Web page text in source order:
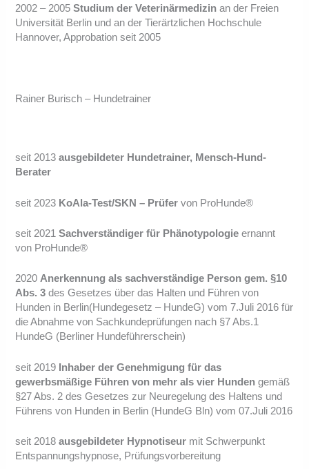
2002 – 2005Studium der Veterinärmedizin an der Freien
Universität Berlin und an der Tierärtzlichen Hochschule
Hannover, Approbation seit 2005
Rainer Burisch – Hundetrainer
seit 2013ausgebildeter Hundetrainer, Mensch-Hund-
Berater
seit 2023 KoAla-Test/SKN – Prüfer von ProHunde®
seit 2021Sachverständiger für Phänotypologie ernannt
von ProHunde®
​2020Anerkennung als sachverständige Person gem. §10
Abs. 3 des Gesetzes über das Halten und Führen von
Hunden in Berlin(Hundegesetz – HundeG) vom 7.Juli 2016 für
die Abnahme von Sachkundeprüfungen nach §7 Abs.1
HundeG (Berliner Hundeführerschein)
seit 2019 Inhaber der Genehmigung für das
gewerbsmäßige Führen von mehr als vier Hunden gemäß
§27 Abs. 2 des Gesetzes zur Neuregelung des Haltens und
Führens von Hunden in Berlin (HundeG Bln) vom 07.Juli 2016
seit 2018ausgebildeter Hypnotiseur mit Schwerpunkt
Entspannungshypnose, Prüfungsvorbereitung